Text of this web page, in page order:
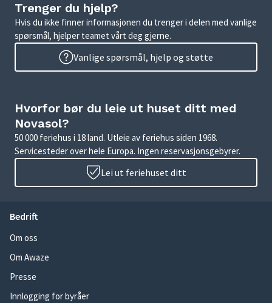
Trenger du hjelp?
Hvis du ikke finner informasjonen du trenger i delen med vanlige
spørsmål, hjelper teamet vårt deg gjerne.
Vanlige spørsmål, hjelp og støtte
Hvorfor bør du leie ut huset ditt med
Novasol?
50 000 feriehus i 18 land. Utleie av feriehus siden 1968.
Servicesteder over hele Europa. Ingen reservasjonsgebyrer.
Lei ut feriehuset ditt
Bedrift
Om oss
Om Awaze
Presse
Innlogging for byråer